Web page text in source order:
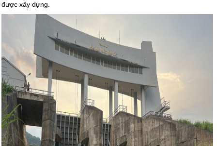
được xây dựng.